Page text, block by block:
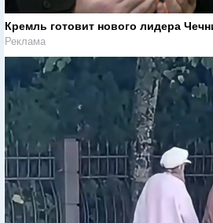
Кремль готовит нового лидера
Реклама